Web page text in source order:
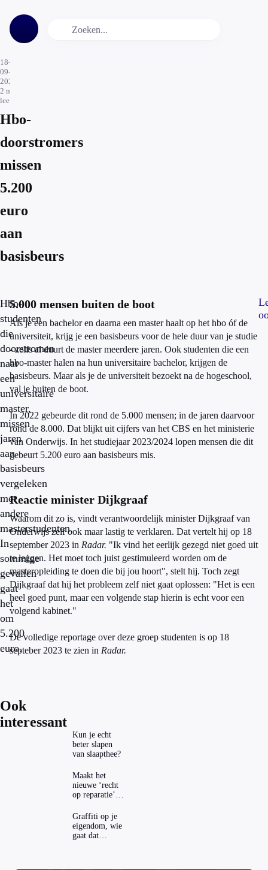
18-
09-
2023
2 min.
leestijd
Hbo-
doorstromers
missen
5.200
euro
aan
basisbeurs
Hbo-
studenten
die
doorstromen
naar
een
universitaire
master,
missen
jaren
aan
basisbeurs
vergeleken
met
andere
masterstudenten.
In
sommige
gevallen
gaat
het
om
5.200
euro.
5.000 mensen buiten de boot
Als je een bachelor en daarna een master haalt op het hbo óf de
universiteit, krijg je een basisbeurs voor de hele duur van je studie
- zelfs al duurt de master meerdere jaren. Ook studenten die een
hbo-master halen na hun universitaire bachelor, krijgen de
basisbeurs. Maar als je de universiteit bezoekt na de hogeschool,
val je buiten de boot.
In 2022 gebeurde dit rond de 5.000 mensen; in de jaren daarvoor
rond de 8.000. Dat blijkt uit cijfers van het CBS en het ministerie
van Onderwijs. In het studiejaar 2023/2024 lopen mensen die dit
gebeurt 5.200 euro aan basisbeurs mis.
Reactie minister Dijkgraaf
Waarom dit zo is, vindt verantwoordelijk minister Dijkgraaf van
Onderwijs zelf ook maar lastig te verklaren. Dat vertelt hij op 18
september 2023 in Radar. "Ik vind het eerlijk gezegd niet goed uit
te leggen. Het moet toch juist gestimuleerd worden om de
masteropleiding te doen die bij jou hoort", stelt hij. Toch zegt
Dijkgraaf dat hij het probleem zelf niet gaat oplossen: "Het is een
heel goed punt, maar een volgende stap hierin is echt voor een
volgend kabinet."
De volledige reportage over deze groep studenten is op 18
septeber 2023 te zien in Radar.
Ook
interessant
Kun je echt
beter slapen
van slaapthee?
Maakt het
nieuwe ‘recht
op reparatie’
echt
aantrekkelijker?
Graffiti op je
eigendom, wie
gaat dat